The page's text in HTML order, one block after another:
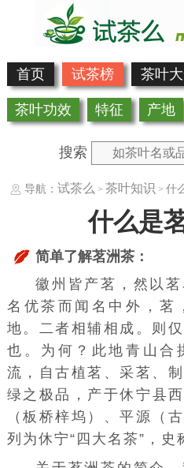
首页 试茶榜 茶叶
茶叶功效 特征 产地
搜索
导航： 试茶么 > 茶叶知识 > 什
什么是
简单了解茗洲茶：
徽州 皆产茗，然以
名优茶而闻名中外，茗
地。二者相辅相成。则
也。为何？此地青山合
流，自古植茗、采茗、
绿 之极品，产于休宁县
（板桥梓坞）、平源（
列为休宁“四大名茶”，史